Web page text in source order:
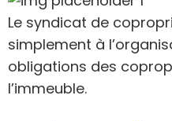
Le syndicat de
simplement à
obligations des
l’immeuble.